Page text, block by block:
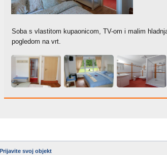
Soba s vlastitom kupaonicom, TV-om i malim
pogledom na vrt.
Prijavite svoj objekt